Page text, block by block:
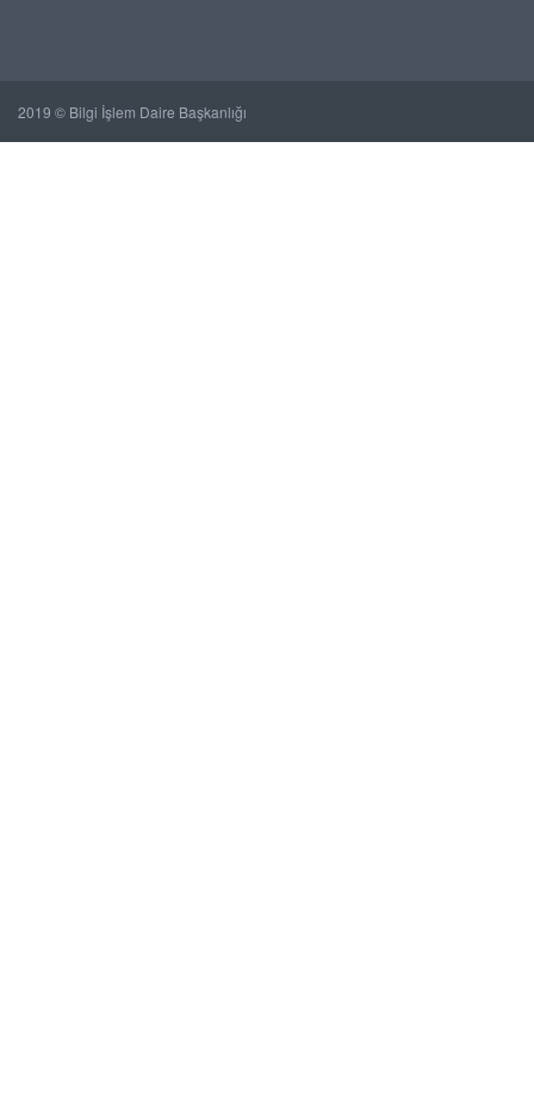
2019 © Bilgi İşlem Daire Başkanlığı